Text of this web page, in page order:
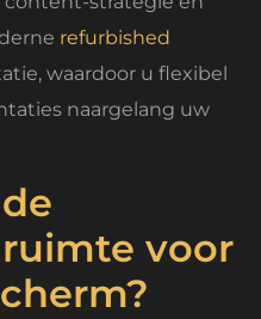
refurbished
waardoor u flexibel
naargelang uw
voor